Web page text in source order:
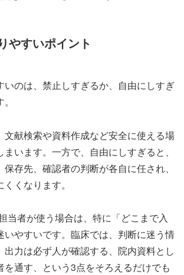
やすいポイント
いのは、禁止しすぎるか、自由にしすぎ
文献検索や資料作成など安全に使える場
います。一方で、自由にしすぎると、
存先、確認者の判断が各自に任され、
くなります。
当者が使う場合は、特に「どこまで入
いやすいです。臨床では、判断に迷う情
出力は必ず人が確認する、院内資料とし
を通す、という3点をそろえるだけでも